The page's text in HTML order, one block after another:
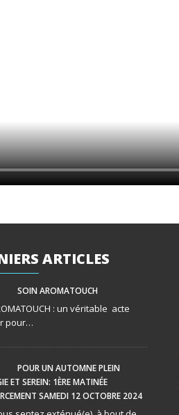
ARTICLES
SOIN AROMATOUCH
: un véritable acte
pour…
POUR UN AUTOMNE PLEIN
ET SEREIN: 1ÈRE MATINÉE
SAMEDI 12 OCTOBRE 2024